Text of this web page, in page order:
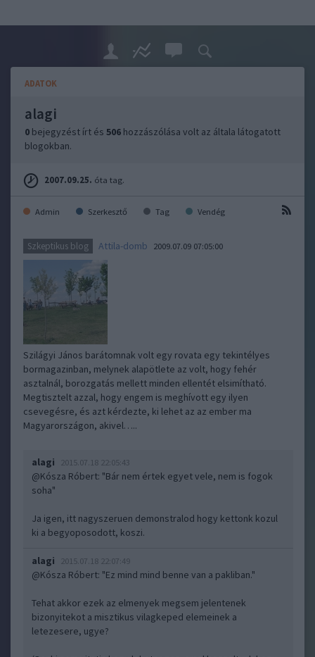
ADATOK
alagi
0 bejegyzést írt és 506 hozzászólása volt az általa látogatott
blogokban.
2007.09.25. óta tag.
Admin Szerkesztő Tag Vendég
Szkeptikus blog Attila-domb 2009.07.09 07:05:00
Szilágyi János barátomnak volt egy rovata egy tekintélyes
bormagazinban, melynek alapötlete az volt, hogy fehér
asztalnál, borozgatás mellett minden ellentét elsimítható.
Megtisztelt azzal, hogy engem is meghívott egy ilyen
csevegésre, és azt kérdezte, ki lehet az az ember ma
Magyarországon, akivel…..
alagi 2015.07.18 22:05:43
@Kósza Róbert: "Bár nem értek egyet vele, nem is fogok
soha"
Ja igen, itt nagyszeruen demonstralod hogy kettonk kozul
ki a begyoposodott, koszi.
alagi 2015.07.18 22:07:49
@Kósza Róbert: "Ez mind mind benne van a pakliban."
Tehat akkor ezek az elmenyek megsem jelentenek
bizonyitekot a misztikus vilagkeped elemeinek a
letezesere, ugye?